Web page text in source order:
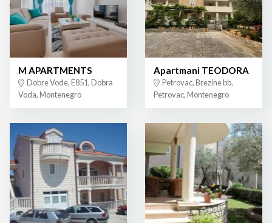
M APARTMENTS
Dobre Vode, E851, Dobra
Voda, Montenegro
Apartmani TEODORA
Petrovac, Brezine bb,
Petrovac, Montenegro